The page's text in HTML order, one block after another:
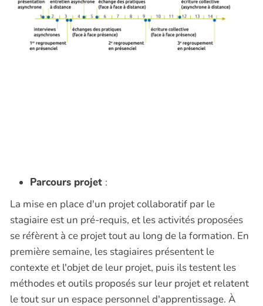
Parcours projet :
La mise en place d'un projet collaboratif par le
stagiaire est un pré-requis, et les activités proposées
se réfèrent à ce projet tout au long de la formation. En
première semaine, les stagiaires présentent le
contexte et l'objet de leur projet, puis ils testent les
méthodes et outils proposés sur leur projet et relatent
le tout sur un espace personnel d'apprentissage. À